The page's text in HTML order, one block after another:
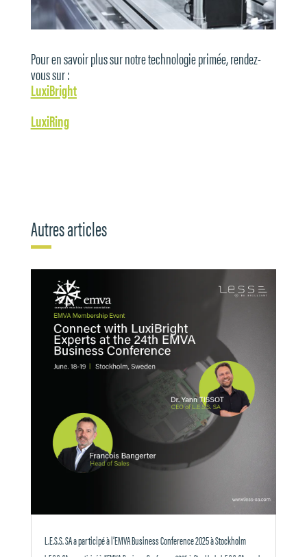
Pour en savoir plus sur notre technologie primée, rendez-
vous sur :
LuxiBright
LuxiRing
Autres articles
L.E.S.S. SA a participé à l’EMVA Business Conference 2025 à Stockholm